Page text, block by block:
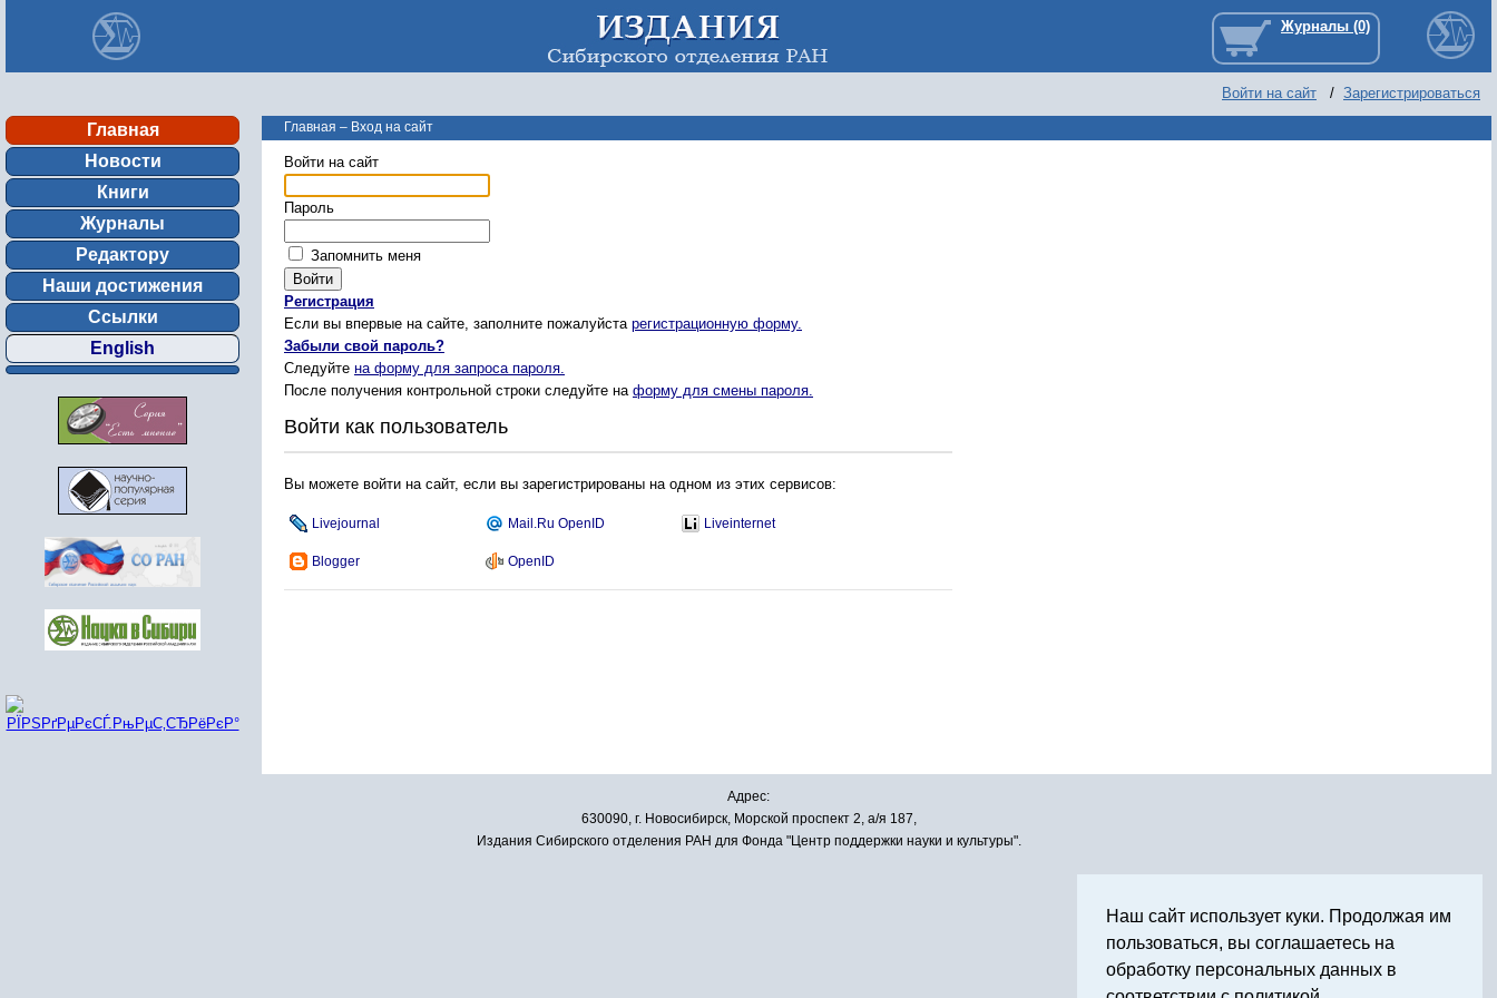
Войти на сайт / Зарегистрироваться
Главная
Новости
Книги
Журналы
Редактору
Наши достижения
Ссылки
English
Главная – Вход на сайт
Войти на сайт
Пароль
Запомнить меня
Регистрация
Если вы впервые на сайте, заполните пожалуйста регистрационную форму.
Забыли свой пароль?
Следуйте на форму для запроса пароля.
После получения контрольной строки следуйте на форму для смены пароля.
Войти как пользователь
Вы можете войти на сайт, если вы зарегистрированы на одном из этих сервисов:
Livejournal Mail.Ru OpenID Liveinternet
Blogger OpenID
Адрес:
630090, г. Новосибирск, Морской проспект 2, а/я 187,
Издания Сибирского отделения РАН для Фонда "Центр поддержки науки и культуры".
Наш сайт использует куки. Продолжая им
пользоваться, вы соглашаетесь на
обработку персональных данных в